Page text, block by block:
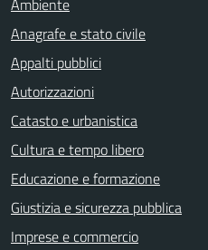
Ambiente
Anagrafe e stato civile
Appalti pubblici
Autorizzazioni
Catasto e urbanistica
Cultura e tempo libero
Educazione e formazione
Giustizia e sicurezza pubblica
Imprese e commercio